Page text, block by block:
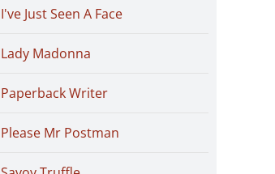
I've Just Seen A Face
Lady Madonna
Paperback Writer
Please Mr Postman